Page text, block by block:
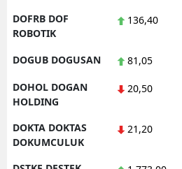
DOFRB DOF
ROBOTIK
136,40
DOGUB DOGUSAN 81,05
DOHOL DOGAN
HOLDING
20,50
DOKTA DOKTAS
DOKUMCULUK
21,20